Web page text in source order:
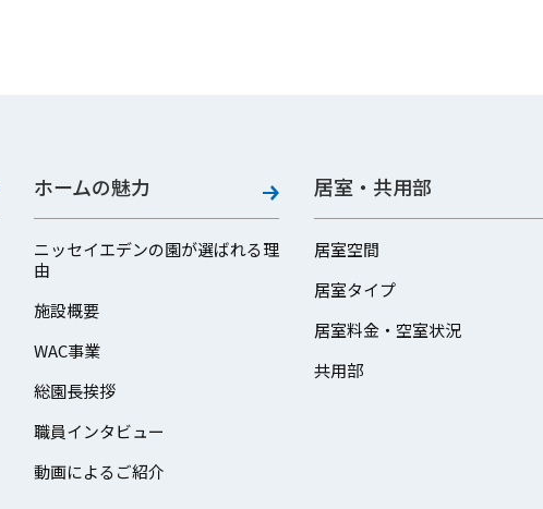
ホームの魅力
ニッセイエデンの園が選ばれる理
由
施設概要
WAC事業
総園長挨拶
職員インタビュー
動画によるご紹介
居室・共用部
居室空間
居室タイプ
居室料金・空室状況
共用部